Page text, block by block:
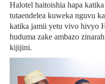
Halotel haitoishia hapa
tutaendelea kuweka nguvu
katika jamii yetu vivo hivyo
huduma zake ambazo
kijijini.